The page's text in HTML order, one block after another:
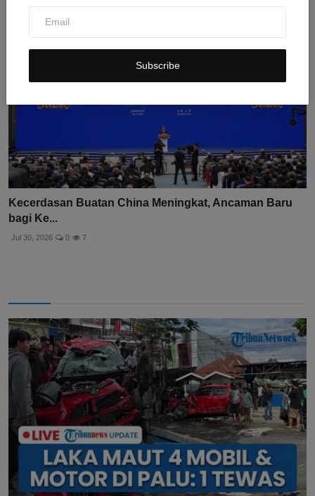
Subscribe
Kecerdasan Buatan China Meningkat, Ancaman Baru
bagi Ke...
Jul 30, 2026 0 7